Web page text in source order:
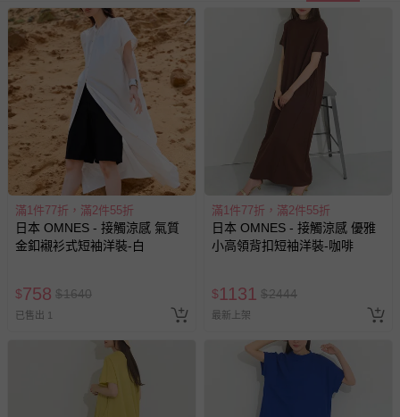
滿1件77折，滿2件55折
日本 OMNES - 接觸涼感 氣質
金釦襯衫式短袖洋裝-白
$758 $1640
已售出 1
滿1件77折，滿2件55折
日本 OMNES - 接觸涼感 優雅
小高領背扣短袖洋裝-咖啡
$1131 $2444
最新上架